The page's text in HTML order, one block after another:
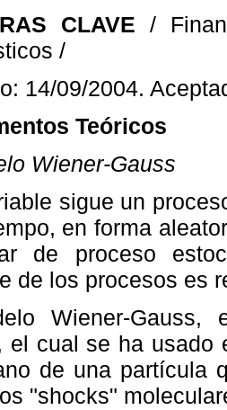
CLAVE /
/
14/09/2004.
Teóricos
Wiener-Gauss
sigue un
en forma
de proceso
de los procesos es
Wiener-
el cual se ha
de una partícula
"shocks"